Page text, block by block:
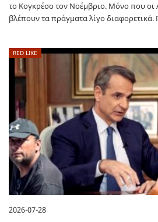
το Κογκρέσο τον Νοέμβριο. Μόνο που οι
βλέπουν τα πράγματα λίγο διαφορετικά.
RED LIKE
2026-07-28